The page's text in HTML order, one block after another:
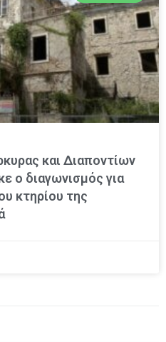
και Διαποντίων
ο διαγωνισμός για
κτηρίου της